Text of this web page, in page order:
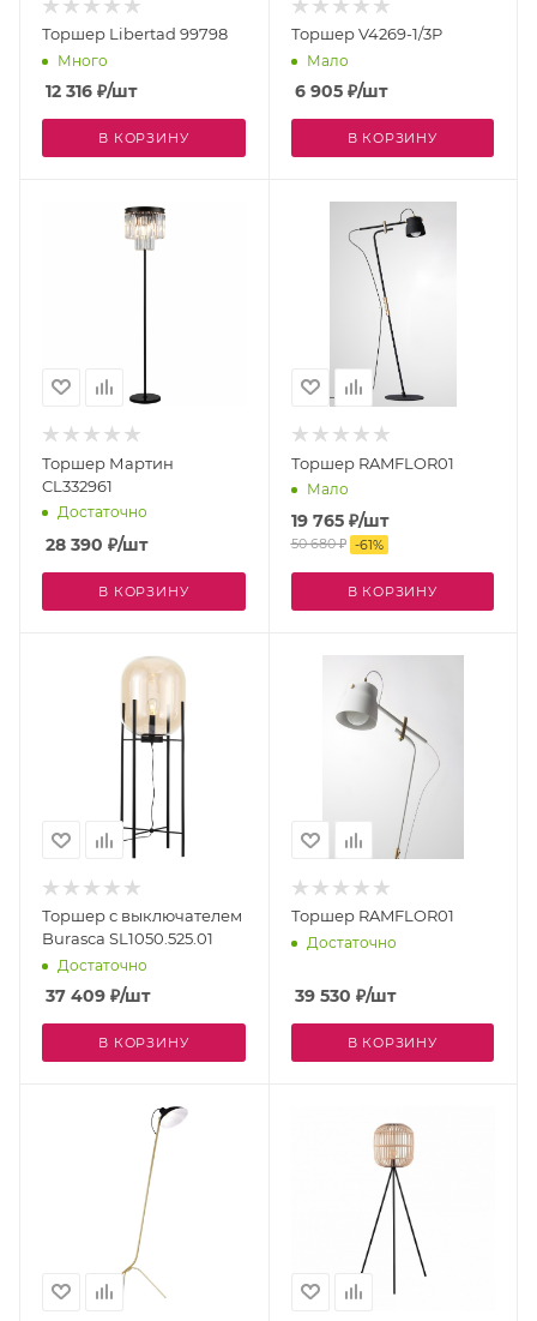
Торшер Libertad 99798
Много
12 316 ₽/шт
В КОРЗИНУ
Торшер V4269-1/3P
Мало
6 905₽/шт
В КОРЗИНУ
Торшер Мартин
CL332961
Достаточно
28 390 ₽/шт
В КОРЗИНУ
Торшер RAMFLOR01
Мало
19 765₽/шт
50 680₽ -61%
В КОРЗИНУ
Торшер с выключателем
Burasca SL1050.525.01
Достаточно
37 409 ₽/шт
В КОРЗИНУ
Торшер RAMFLOR01
Достаточно
39 530 ₽/шт
В КОРЗИНУ